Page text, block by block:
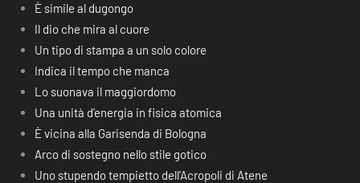
È simile al dugongo
Il dio che mira al cuore
Un tipo di stampa a un solo colore
Indica il tempo che manca
Lo suonava il maggiordomo
Una unità d’energia in fisica atomica
È vicina alla Garisenda di Bologna
Arco di sostegno nello stile gotico
Uno stupendo tempietto dell’Acropoli di Atene